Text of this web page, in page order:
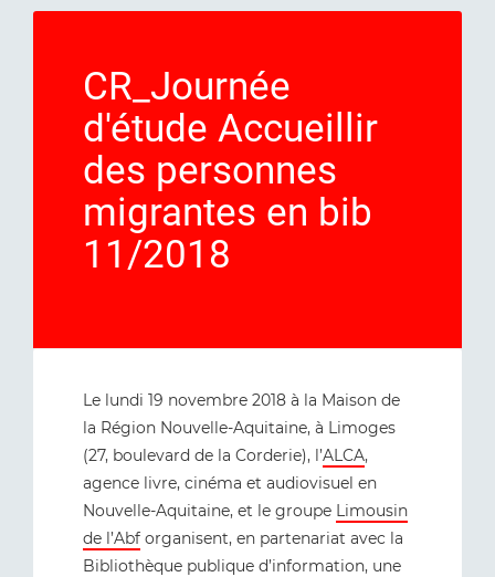
CR_Journée
d'étude Accueillir
des personnes
migrantes en bib
11/2018
Le lundi 19 novembre 2018 à la Maison de
la Région Nouvelle-Aquitaine, à Limoges
(27, boulevard de la Corderie), l’ALCA,
agence livre, cinéma et audiovisuel en
Nouvelle-Aquitaine, et le groupe Limousin
de l’Abf organisent, en partenariat avec la
Bibliothèque publique d’information, une